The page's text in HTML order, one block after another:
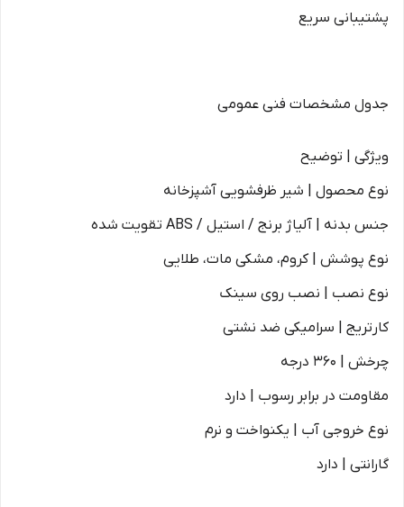
پشتیبانی سریع
جدول مشخصات فنی عمومی
ویژگی | توضیح
نوع محصول | شیر ظرفشویی آشپزخانه
جنس بدنه | آلیاژ برنج / استیل / ABS تقویت شده
نوع پوشش | کروم، مشکی مات، طلایی
نوع نصب | نصب روی سینک
کارتریج | سرامیکی ضد نشتی
چرخش | 360 درجه
مقاومت در برابر رسوب | دارد
نوع خروجی آب | یکنواخت و نرم
گارانتی | دارد